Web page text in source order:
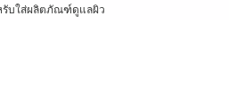
รับใส่ผลิตภัณฑ์ดูแลผิว